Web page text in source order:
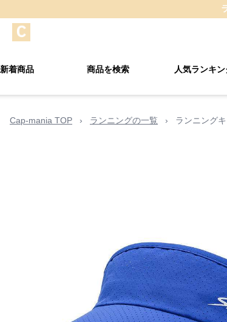
新着商品 商品を検索 人気ランキン
Cap-mania TOP › ランニングの一覧 › ランニング